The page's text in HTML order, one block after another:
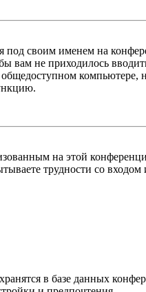
под своим именем на
вам не приходилось
на этой
трудности со
в базе данных